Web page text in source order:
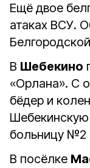
Ещё двое
атаках ВСУ.
В Шебекино
«Орлана». С
бёдер и
Шебекинскую
больницу №2
В посёлке